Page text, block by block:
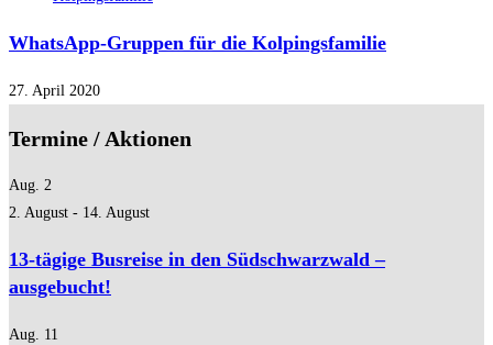
WhatsApp-Gruppen für die Kolpingsfamilie
27. April 2020
Termine / Aktionen
Aug. 2
2. August - 14. August
13-tägige Busreise in den Südschwarzwald –
ausgebucht!
Aug. 11